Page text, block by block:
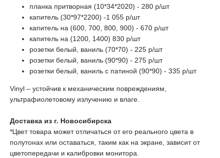
планка притворная (10*34*2020) - 280 р/шт
капитель (30*97*2200) -1 055 р/шт
капитель на (600, 700, 800, 900) - 670 р/шт
капитель на (1200, 1400) 830 р/шт
розетки белый, ваниль (70*70) - 225 р/шт
розетки белый, ваниль (90*90) - 275 р/шт
розетки белый, ваниль с патиной (90*90) - 335 р/шт
Vinyl – устойчив к механическим повреждениям,
ультрафиолетовому излучению и влаге.
Доставка из г. Новосибирска
*Цвет товара может отличаться от его реального цвета в
полутонах или оставаться, таким как на экране, зависит от
цветопередачи и калибровки монитора.